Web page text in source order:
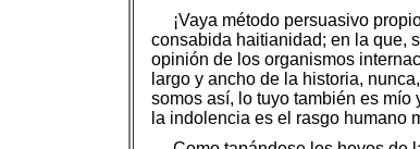
¡Vaya método persuasivo
consabida haitianidad; en la que,
opinión de los organismos
largo y ancho de la historia,
somos así, lo tuyo también es
la indolencia es el rasgo humano